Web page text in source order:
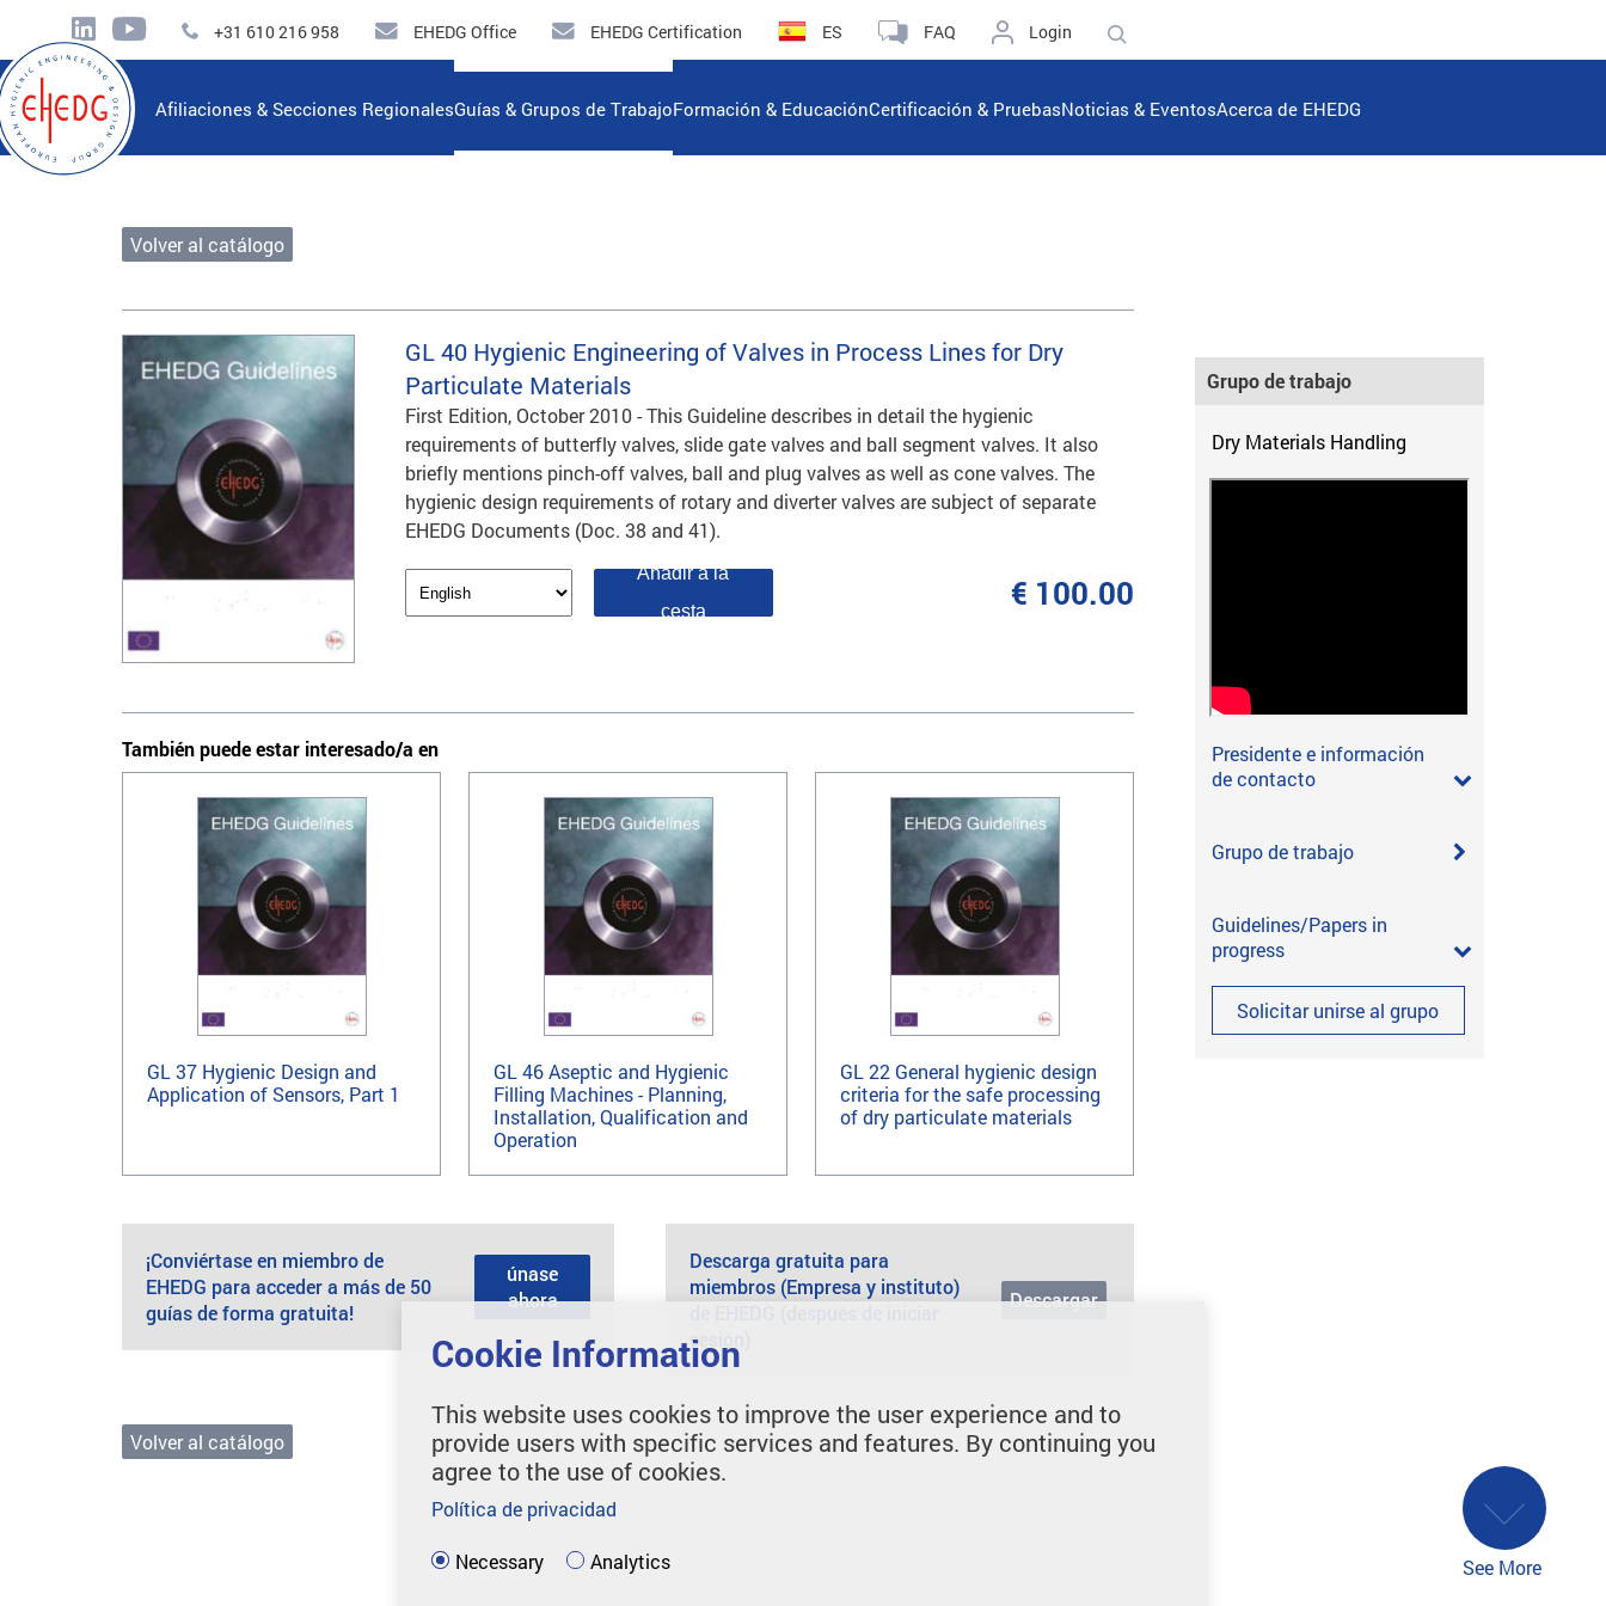
+31 610 216 958 EHEDG Office EHEDG Certification ES FAQ Login
Afiliaciones & Secciones RegionalesGuías & Grupos de TrabajoFormación & EducaciónCertificación & PruebasNoticias & EventosAcerca de EHEDG
Volver al catálogo
GL 40 Hygienic Engineering of Valves in Process Lines for Dry
Particulate Materials
First Edition, October 2010 - This Guideline describes in detail the hygienic
requirements of butterfly valves, slide gate valves and ball segment valves. It also
briefly mentions pinch-off valves, ball and plug valves as well as cone valves. The
hygienic design requirements of rotary and diverter valves are subject of separate
EHEDG Documents (Doc. 38 and 41).
Añadir a la
cesta
€ 100.00
También puede estar interesado/a en
GL 37 Hygienic Design and
Application of Sensors, Part 1
GL 46 Aseptic and Hygienic
Filling Machines - Planning,
Installation, Qualification and
Operation
GL 22 General hygienic design
criteria for the safe processing
of dry particulate materials
¡Conviértase en miembro de
EHEDG para acceder a más de 50
guías de forma gratuita!
únase
ahora
Descarga gratuita para
miembros (Empresa y instituto)
sesión)
Descargar
Volver al catálogo
Grupo de trabajo
Dry Materials Handling
Presidente e información
de contacto
Grupo de trabajo
Guidelines/Papers in
progress
Solicitar unirse al grupo
See More
Cookie Information
This website uses cookies to improve the user experience and to
provide users with specific services and features. By continuing you
agree to the use of cookies.
Política de privacidad
Necessary Analytics